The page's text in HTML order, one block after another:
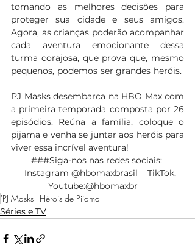
tomando as melhores decisões para
proteger sua cidade e seus amigos.
Agora, as crianças poderão acompanhar
cada aventura emocionante dessa
turma corajosa, que prova que, mesmo
pequenos, podemos ser grandes heróis.
PJ Masks desembarca na HBO Max com
a primeira temporada composta por 26
episódios. Reúna a família, coloque o
pijama e venha se juntar aos heróis para
viver essa incrível aventura!
###Siga-nos nas redes sociais:
Instagram @hbomaxbrasil    TikTok,
Youtube:@hbomaxbr
'PJ Masks - Hérois de Pijama'
Séries e TV